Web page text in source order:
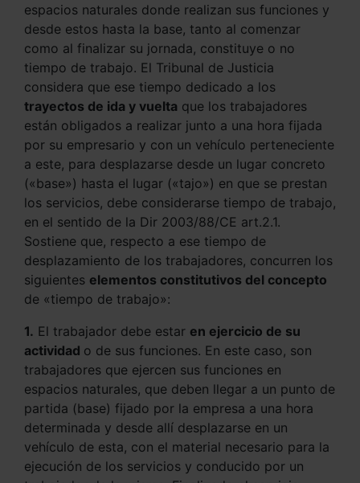
espacios naturales donde realizan sus funciones y
desde estos hasta la base, tanto al comenzar
como al finalizar su jornada, constituye o no
tiempo de trabajo. El Tribunal de Justicia
considera que ese tiempo dedicado a los
trayectos de ida y vuelta que los trabajadores
están obligados a realizar junto a una hora fijada
por su empresario y con un vehículo perteneciente
a este, para desplazarse desde un lugar concreto
(«base») hasta el lugar («tajo») en que se prestan
los servicios, debe considerarse tiempo de trabajo,
en el sentido de la Dir 2003/88/CE art.2.1.
Sostiene que, respecto a ese tiempo de
desplazamiento de los trabajadores, concurren los
siguientes elementos constitutivos del concepto
de «tiempo de trabajo»:
1. El trabajador debe estar en ejercicio de su
actividad o de sus funciones. En este caso, son
trabajadores que ejercen sus funciones en
espacios naturales, que deben llegar a un punto de
partida (base) fijado por la empresa a una hora
determinada y desde allí desplazarse en un
vehículo de esta, con el material necesario para la
ejecución de los servicios y conducido por un